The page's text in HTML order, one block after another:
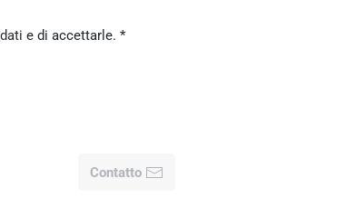
e di accettarle. *
Contatto